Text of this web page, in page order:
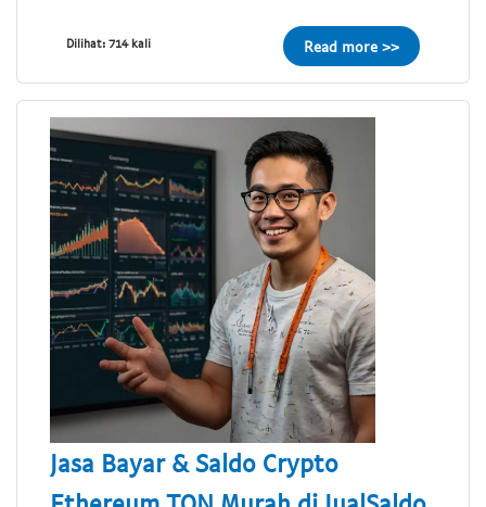
Dilihat: 714 kali Read more >>
Jasa Bayar & Saldo Crypto